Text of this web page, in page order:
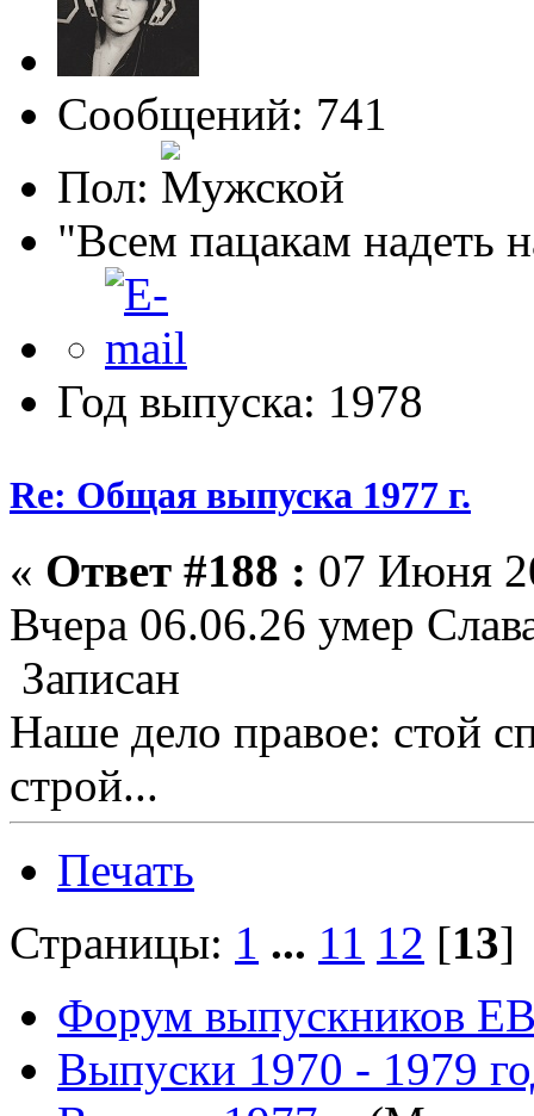
Сообщений: 741
Пол:
"Всем пацакам надеть
Год выпуска: 1978
Re: Общая выпуска 1977 г.
« Ответ #188 : 07 Июня
Вчера 06.06.26 умер
Записан
Наше дело правое: стой
строй...
Печать
Страницы: 1 ... 11 12 [13
Форум выпускников
Выпуски 1970 - 1979